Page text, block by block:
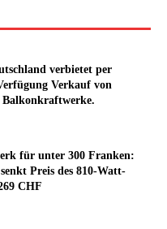
verbietet per
Verkauf von
für unter 300 Franken:
Preis des 810-Watt-
CHF